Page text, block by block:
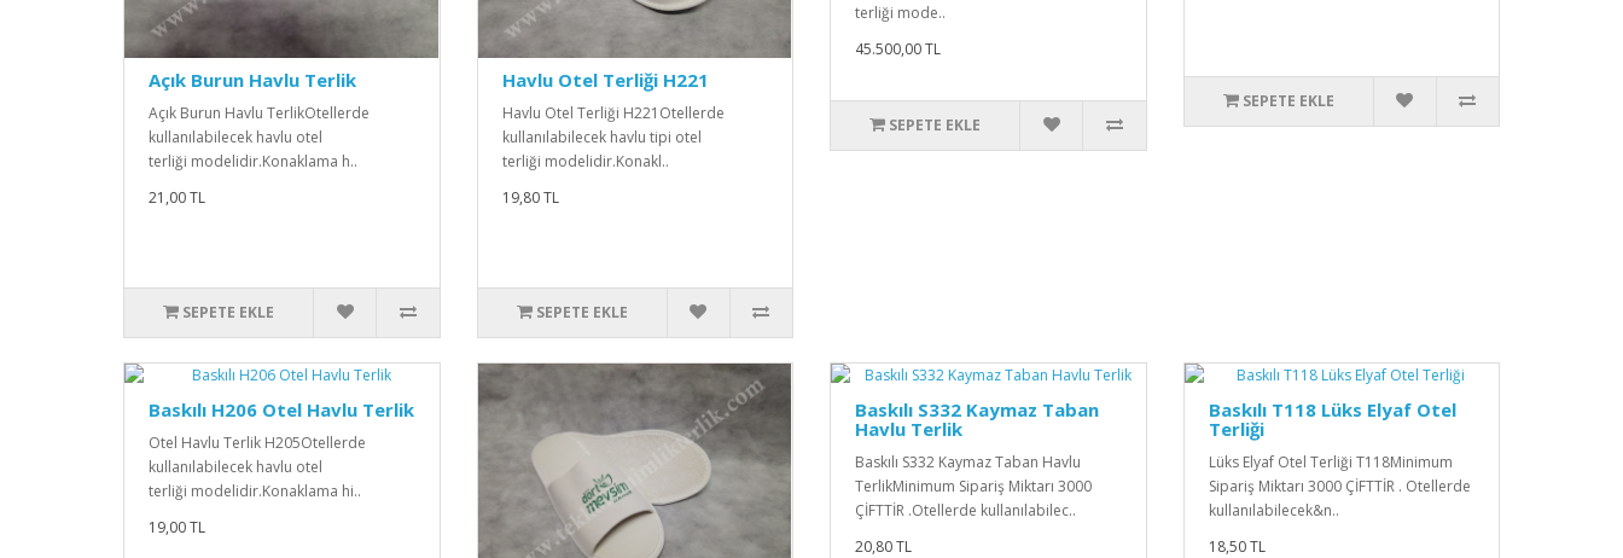
Açık Burun Havlu Terlik
Açık Burun Havlu TerlikOtellerde
kullanılabilecek havlu otel
terliği modelidir.Konaklama h..
21,00 TL
SEPETE EKLE
Havlu Otel Terliği H221
Havlu Otel Terliği H221Otellerde
kullanılabilecek havlu tipi otel
terliği modelidir.Konakl..
19,80 TL
SEPETE EKLE
terliği mode..
45.500,00 TL
SEPETE EKLE
SEPETE EKLE
Baskılı H206 Otel Havlu Terlik
Otel Havlu Terlik H205Otellerde
kullanılabilecek havlu otel
terliği modelidir.Konaklama hi..
19,00 TL
Baskılı S332 Kaymaz Taban
Havlu Terlik
Baskılı S332 Kaymaz Taban Havlu
TerlikMinimum Sipariş Miktarı 3000
ÇİFTTİR .Otellerde kullanılabilec..
20,80 TL
Baskılı T118 Lüks Elyaf Otel
Terliği
Lüks Elyaf Otel Terliği T118Minimum
Sipariş Miktarı 3000 ÇİFTTİR . Otellerde
kullanılabilecek&n..
18,50 TL